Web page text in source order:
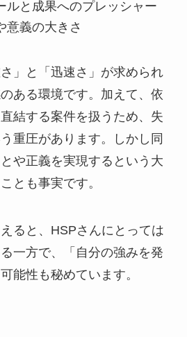
ルと成果へのプレッシャー
意義の大きさ
」と「迅速さ」が求められ
ある環境です。加えて、依
結する案件を扱うため、失
重圧があります。しかし同
や正義を実現するという大
とも事実です。
ると、HSPさんにとっては
一方で、「自分の強みを発
能性も秘めています。